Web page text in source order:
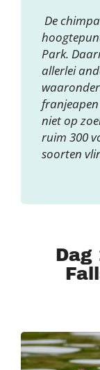
De
Park.
allerlei
niet op
ruim 300
soorten